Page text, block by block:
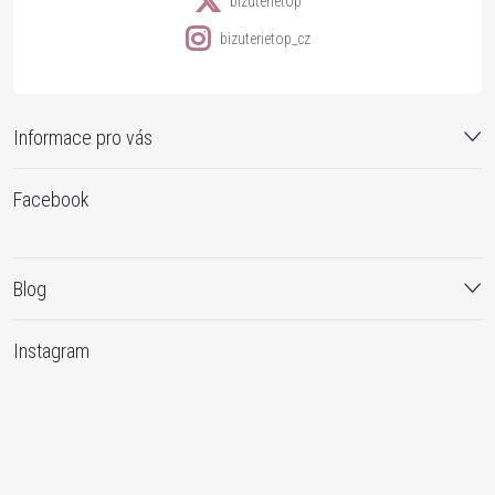
Informace pro vás
bizuterietop_cz
Facebook
Blog
Instagram